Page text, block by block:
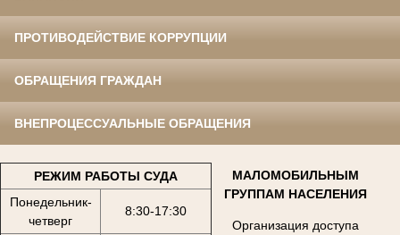
ПРОТИВОДЕЙСТВИЕ КОРРУПЦИИ
ОБРАЩЕНИЯ ГРАЖДАН
ВНЕПРОЦЕССУАЛЬНЫЕ ОБРАЩЕНИЯ
РЕЖИМ РАБОТЫ СУДА
Понедельник-
четверг
8:30-17:30
МАЛОМОБИЛЬНЫМ
ГРУППАМ НАСЕЛЕНИЯ
Организация доступа